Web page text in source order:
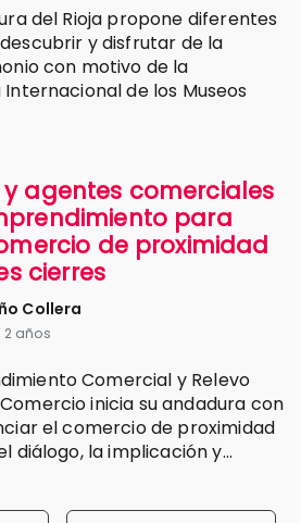
del Rioja propone diferentes
y disfrutar de la
con motivo de la
de los Museos
agentes comerciales
para
de proximidad
cierres
Collera
años
Comercial y Relevo
inicia su andadura con
el comercio de proximidad
diálogo, la implicación y...